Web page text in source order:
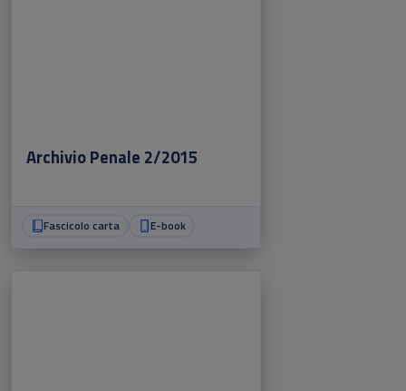
Archivio Penale 2/2015
Fascicolo carta E-book